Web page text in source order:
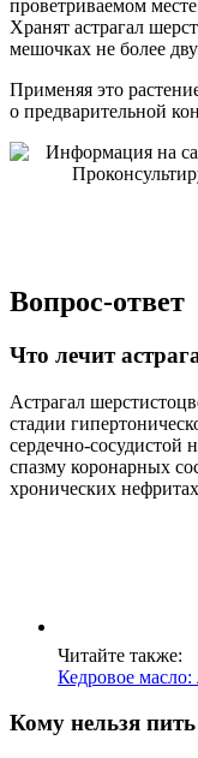
проветриваемом
Хранят астрагал
мешочках не более
Применяя это
о предварительной
Вопрос-ответ
Что лечит
Астрагал
стадии
сердечно-сосудистой
спазму коронарных
хронических
Читайте также:
Кедровое масло:
Кому нельзя пить